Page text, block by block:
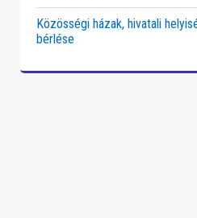
Közösségi házak, hivatali
bérlése